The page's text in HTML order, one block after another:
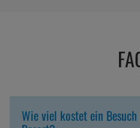
Wie viel kostet ein